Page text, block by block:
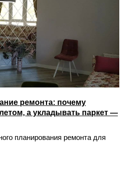
ремонта: почему
а укладывать паркет —
планирования ремонта для